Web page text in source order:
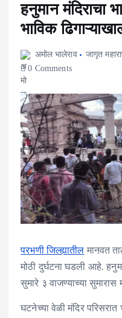
हनुमान
भाविक
अमोल भालेराव जागृत
0 Comments
परभणी जिल्ह्यातील मानवत
मोठी दुर्घटना घडली आहे.
सुमारे ३ वाजण्याच्या
घटनेच्या वेळी मंदिर